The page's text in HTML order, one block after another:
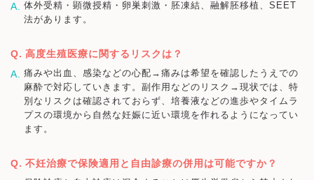
体外受精・顕微授精・卵巣刺激・胚凍結、融解胚移植、SEET
法があります。
高度生殖医療に関するリスクは？
痛みや出血、感染などの心配→痛みは希望を確認したうえでの
麻酔で対応していきます。副作用などのリスク→現状では、特
別なリスクは確認されておらず、培養液などの進歩やタイムラ
プスの環境から自然な妊娠に近い環境を作れるようになってい
ます。
不妊治療で保険適用と自由診療の併用は可能ですか？